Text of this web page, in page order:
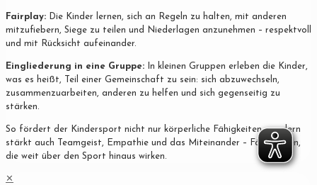
Fairplay: Die Kinder lernen, sich an Regeln zu halten, mit anderen
mitzufiebern, Siege zu teilen und Niederlagen anzunehmen – respektvoll
und mit Rücksicht aufeinander.
Eingliederung in eine Gruppe: In kleinen Gruppen erleben die Kinder,
was es heißt, Teil einer Gemeinschaft zu sein: sich abzuwechseln,
zusammenzuarbeiten, anderen zu helfen und sich gegenseitig zu
stärken.
So fördert der Kindersport nicht nur körperliche Fähigkeiten, sondern
stärkt auch Teamgeist, Empathie und das Miteinander – Fähigkeiten,
die weit über den Sport hinaus wirken.
✕